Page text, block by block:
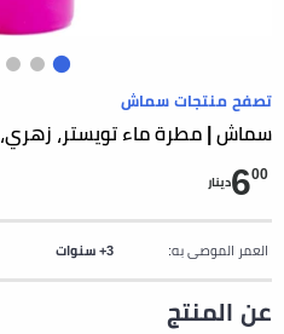
تصفح منتجات سماش
سماش | مطرة ماء تويستر، زهري، 550 مل
600 دينار
العمر الموصى به: 3+ سنوات
عن المنتج